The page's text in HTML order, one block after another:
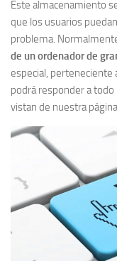
Este almacenamiento
que los usuarios
problema.
de un ordenador de
especial, perteneciente
podrá responder a todo
vistan de nuestra